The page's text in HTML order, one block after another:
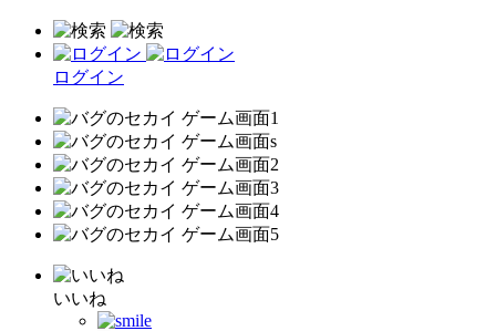
ログイン
いいね